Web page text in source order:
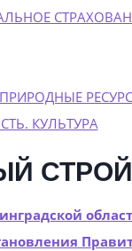
КУЛЬТУРА
СТРОЙ